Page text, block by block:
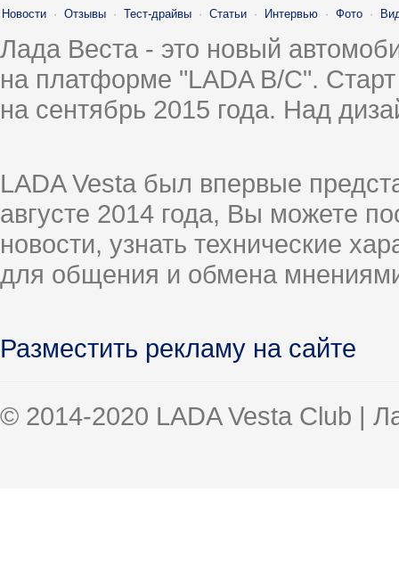
Новости · Отзывы · Тест-драйвы · Статьи · Интервью · Фото ·
Лада Веста - это новый
на платформе "LADA B/C".
на сентябрь 2015 года. Над
LADA Vesta был впервые
августе 2014 года, Вы можете
новости, узнать технические
для общения и обмена
Разместить рекламу на сайте
© 2014-2020 LADA Vesta Club |